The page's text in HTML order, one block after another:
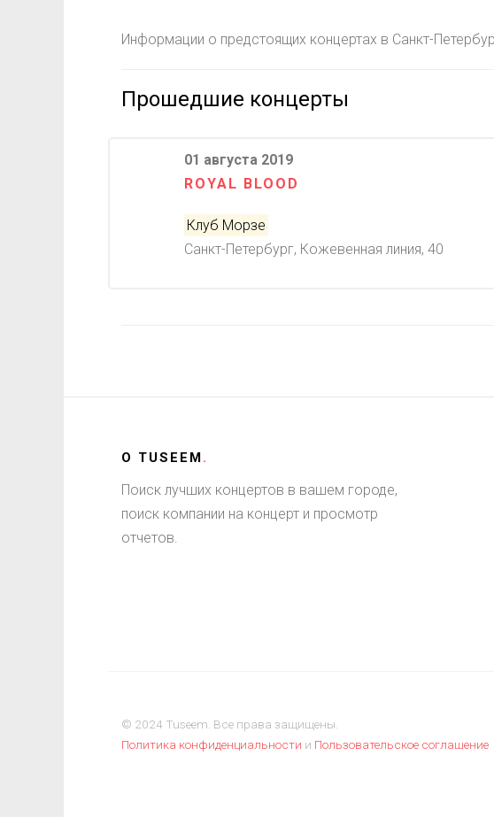
Информации о предстоящих концертах в Санкт-
Прошедшие концерты
01 августа 2019
ROYAL BLOOD
Клуб Морзе
Санкт-Петербург, Кожевенная линия, 40
О TUSEEM.
Поиск лучших концертов в вашем городе,
поиск компании на концерт и просмотр
отчетов.
© 2024 Tuseem. Все права защищены.
Политика конфиденциальности и Пользовательское соглашение